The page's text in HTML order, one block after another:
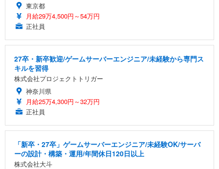
SIHOO B100 オフィスチェア／デスクチェア メッシ
￥27,999
ワーク チェア 強化バックレスト 30度ロッキング機
レスト 3Dヘッドレスト ハンガー付き 高反発クッシ
￥7,680
Sezlife オフィスチェア デスクチェア 疲れない テレ
ワーク チェア 強化バックレスト 30度ロッキング機
能 人間工学 椅子 腰サポート 90度跳ね上げ式アーム
レスト 3Dヘッドレスト ハンガー付き 高反発クッシ
EIZO ビジネス向けプレミアムモニター | FlexScan
￥109,572
【純正品】27"ゲーミングモニター DualSense 充電
￥49,979
【整備済み品】Dell E2724HS 27インチ 液晶モニタ
ー フルHD（1920×1080）VA 非光沢 HDMI/DisplayP
ort/VGA スピーカー内蔵 高さ調整 スイベル VESA対
応 ComfortView ビジネス向け
Amazonベーシック ペットシーツ 厚型 ワイド 42枚
￥3,234
ネオ・ルーライフ ネオ・オムツ L 中型犬用 26枚入
￥1,800
Smart Basic(スマートベーシック) 【Amazon.co.jp
限定】 Smart Basic アイリスオーヤマ ペットシーツ
超厚型 お徳用 ワイド 100枚入 (x 1) (ケース販売)
東京都
月給29万4,500円～54万円
正社員
27卒・新卒歓迎/ゲームサーバーエンジニア/未経験から専門ス
キルを習得
株式会社プロジェクトトリガー
神奈川県
月給25万4,300円～32万円
正社員
「新卒・27卒」ゲームサーバーエンジニア/未経験OK/サーバ
ーの設計・構築・運用/年間休日120日以上
株式会社大斗